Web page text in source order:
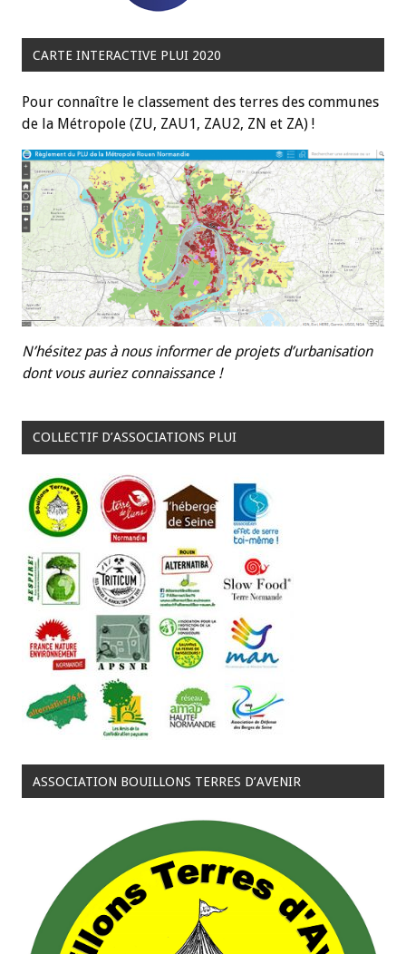
CARTE INTERACTIVE PLUI 2020
Pour connaître le classement des terres des communes
de la Métropole (ZU, ZAU1, ZAU2, ZN et ZA) !
N’hésitez pas à nous informer de projets d’urbanisation
dont vous auriez connaissance !
COLLECTIF D’ASSOCIATIONS PLUI
ASSOCIATION BOUILLONS TERRES D’AVENIR